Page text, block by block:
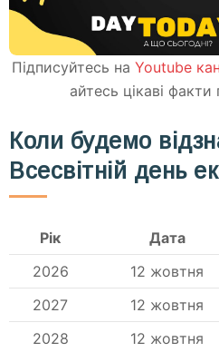
Підписуйтесь на Youtube
айтесь цікаві факти
Коли будемо
Всесвітній день
Рік Дата
2026
12 жовтня
2027
12 жовтня
2028
12 жовтня